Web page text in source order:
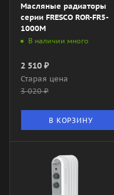
Масляные радиаторы
серии FRESCO ROR-FR5-
1000M
В наличии много
2 510 ₽
Старая цена
3 020₽
В КОРЗИНУ